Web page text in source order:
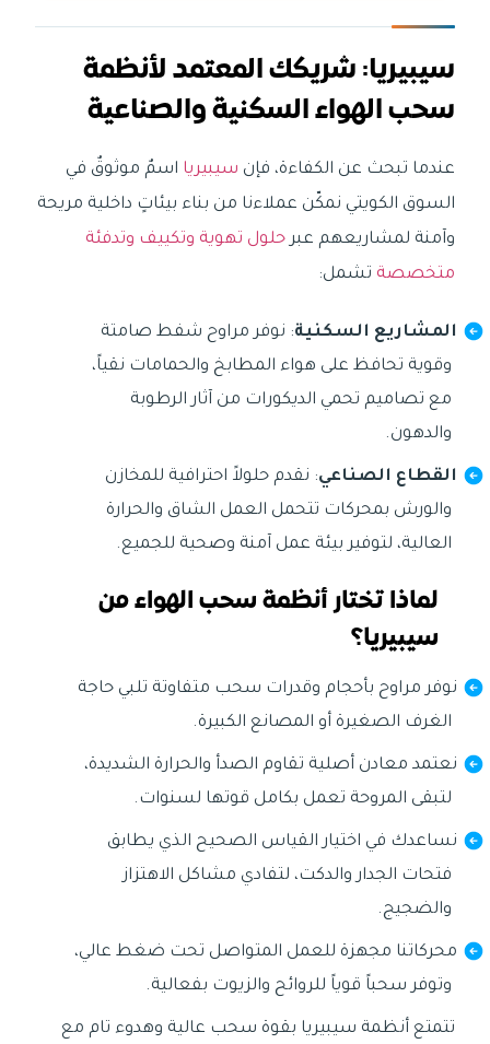
سيبيريا: شريكك المعتمد لأنظمة
سحب الهواء السكنية والصناعية
عندما تبحث عن الكفاءة، فإن سيبيريا اسمٌ موثوقٌ في
السوق الكويتي نمكّن عملاءنا من بناء بيئاتٍ داخلية مريحة
وآمنة لمشاريعهم عبرحلول تهوية وتكييف وتدفئة
متخصصة تشمل:
المشاريع السكنية: نوفر مراوح شفط صامتة
وقوية تحافظ على هواء المطابخ والحمامات نقياً،
مع تصاميم تحمي الديكورات من آثار الرطوبة
والدهون.
القطاع الصناعي: نقدم حلولاً احترافية للمخازن
والورش بمحركات تتحمل العمل الشاق والحرارة
العالية، لتوفير بيئة عمل آمنة وصحية للجميع.
لماذا تختار أنظمة سحب الهواء من
سيبيريا؟
نوفر مراوح بأحجام وقدرات سحب متفاوتة تلبي حاجة
الغرف الصغيرة أو المصانع الكبيرة.
نعتمد معادن أصلية تقاوم الصدأ والحرارة الشديدة،
لتبقى المروحة تعمل بكامل قوتها لسنوات.
نساعدك في اختيار القياس الصحيح الذي يطابق
فتحات الجدار والدكت، لتفادي مشاكل الاهتزاز
والضجيج.
محركاتنا مجهزة للعمل المتواصل تحت ضغط عالي،
وتوفر سحباً قوياً للروائح والزيوت بفعالية.
تتمتع أنظمة سيبيريا بقوة سحب عالية وهدوء تام مع